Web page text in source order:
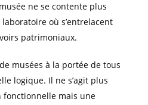
ne se contente plus
où s’entrelacent
patrimoniaux.
musées à la portée de tous
logique. Il ne s’agit plus
fonctionnelle mais une